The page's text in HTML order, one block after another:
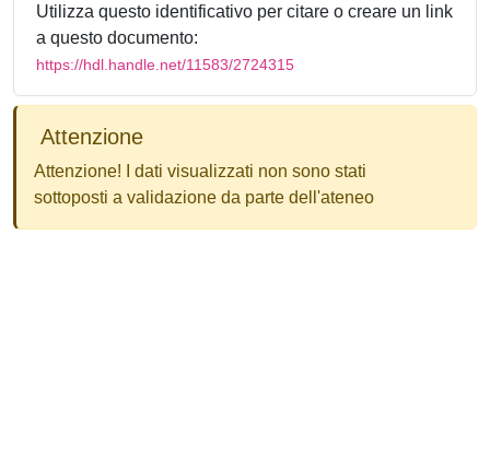
Utilizza questo identificativo per citare o creare un link
a questo documento:
https://hdl.handle.net/11583/2724315
Attenzione
Attenzione! I dati visualizzati non sono stati
sottoposti a validazione da parte dell'ateneo